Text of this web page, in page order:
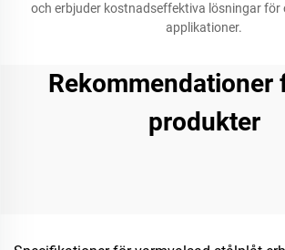
och erbjuder kostnadseffektiva lösningar för
applikationer.
Rekommendationer
produkter